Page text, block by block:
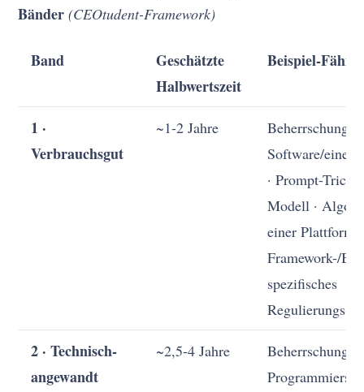
Bänder (CEOtudent-Framework)
Band
Geschätzte
Halbwertszeit
Beispiel-
1 ·
Verbrauchsgut
~1-2 Jahre
Beherrschung
Software/eines
· Prompt-
Modell ·
einer Plattform
Framework-/
spezifisches
Regulierungs-/
2 · Technisch-
angewandt
~2,5-4 Jahre
Beherrschung